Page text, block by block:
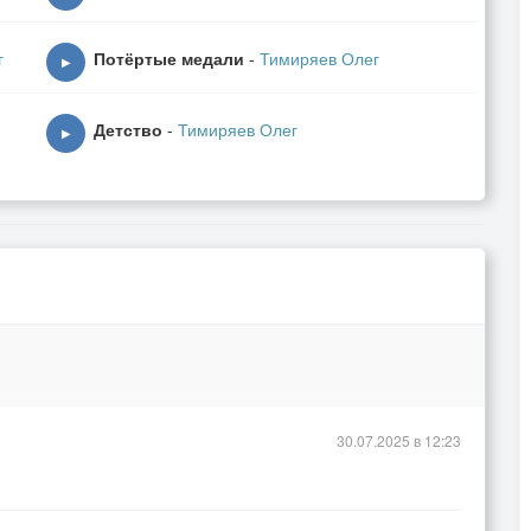
▶ Потёртые медали - Тимиряев Олег
▶ Детство - Тимиряев Олег
30.07.2025 в 12:23